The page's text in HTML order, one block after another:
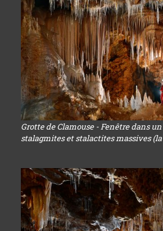
Grotte de Clamouse - Fenêtre dans
stalagmites et stalactites massives